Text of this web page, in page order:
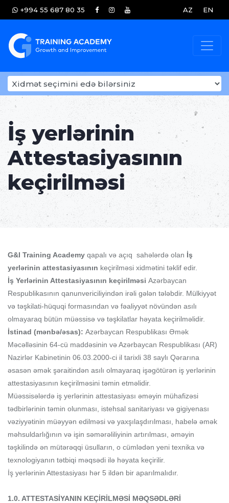
+994 55 687 80 35 AZ EN
İş yerlərinin
Attestasiyasının
keçirilməsi
G&I Training Academy qapalı və açıq sahələrdə olan İş
yerlərinin attestasiyasının keçirilməsi xidmətini təklif edir.
İş Yerlərinin Attestasiyasının keçirilməsi Azərbaycan
Respublikasının qanunvericiliyindən irəli gələn tələbdir. Mülkiyyət
və təşkilati-hüquqi formasından və fəaliyyət növündən asılı
olmayaraq bütün müəssisə və təşkilatlar həyata keçirilməlidir.
İstinad (mənbə/əsas): Azərbaycan Respublikası Əmək
Məcəlləsinin 64-cü maddəsinin və Azərbaycan Respublikası (AR)
Nazirlər Kabinetinin 06.03.2000-ci il tarixli 38 saylı Qərarına
əsasən əmək şəraitindən asılı olmayaraq işəgötürən iş yerlərinin
attestasiyasının keçirilməsini təmin etməlidir.
Müəssisələrdə iş yerlərinin attestasiyası əməyin mühafizəsi
tədbirlərinin təmin olunması, istehsal sanitariyası və gigiyenası
vəziyyətinin müəyyən edilməsi və yaxşılaşdırılması, habelə əmək
məhsuldarlığının və işin səmərəliliyinin artırılması, əməyin
təşkilində ən mütərəqqi üsulların, o cümlədən yeni texnika və
texnologiyanın tətbiqi məqsədi ilə həyata keçirilir.
İş yerlərinin Attestasiyası hər 5 ildən bir aparılmalıdır.
1.0. ATTESTASİYANIN KEÇİRİLMƏSİ MƏQSƏDLƏRİ